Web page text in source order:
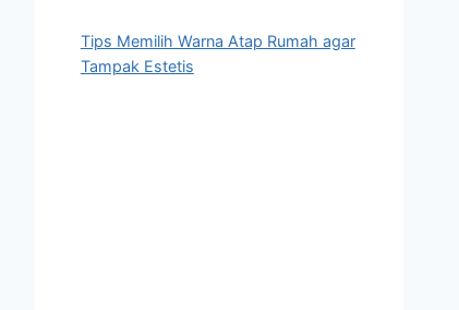
Tips Memilih Warna Atap Rumah agar
Tampak Estetis